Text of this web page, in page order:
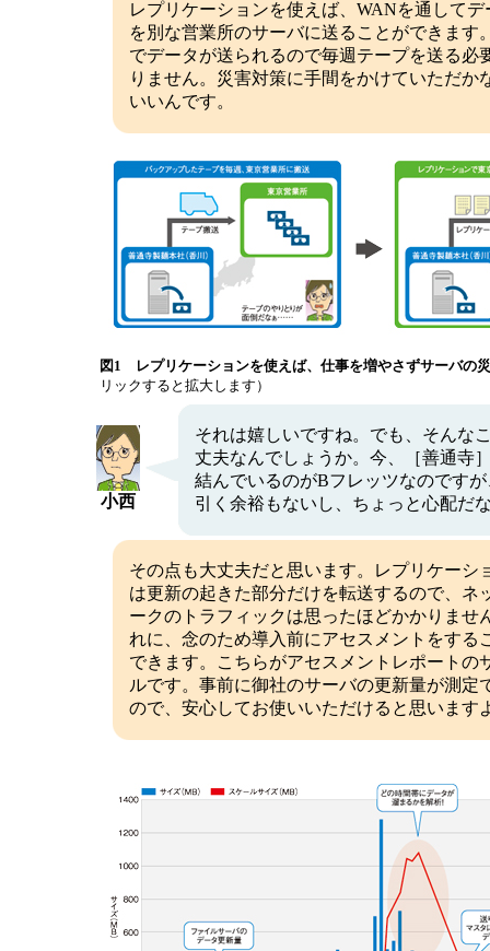
レプリケーションを使えば、WANを通してデ
を別な営業所のサーバに送ることができます
でデータが送られるので毎週テープを送る必
りません。災害対策に手間をかけていただか
いいんです。
図1 レプリケーションを使えば、仕事を増やさずサーバの
リックすると拡大します）
小西
それは嬉しいですね。でも、そんな
丈夫なんでしょうか。今、［善通寺
結んでいるのがBフレッツなのです
引く余裕もないし、ちょっと心配だ
その点も大丈夫だと思います。レプリケーシ
は更新の起きた部分だけを転送するので、ネ
ークのトラフィックは思ったほどかかりませ
れに、念のため導入前にアセスメントをする
できます。こちらがアセスメントレポートの
ルです。事前に御社のサーバの更新量が測定
ので、安心してお使いいただけると思います